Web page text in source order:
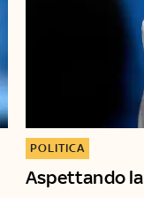
Aspettando la
POLITICA